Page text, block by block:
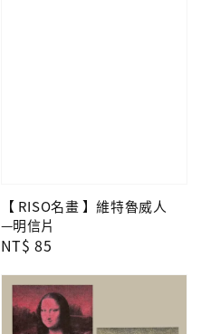
【 RISO名畫 】維特魯威人
—明信片
Regular
NT$ 85